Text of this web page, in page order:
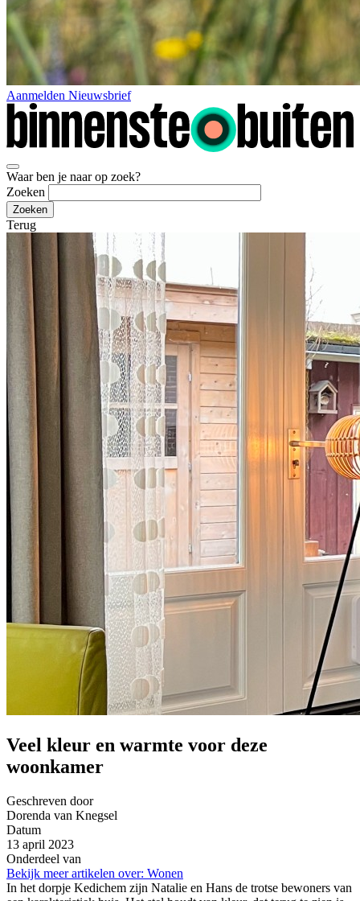
Aanmelden Nieuwsbrief
Waar ben je naar op zoek?
Zoeken
Terug
Veel kleur en warmte voor deze
woonkamer
Geschreven door
Dorenda van Knegsel
Datum
13 april 2023
Onderdeel van
Bekijk meer artikelen over: Wonen
In het dorpje Kedichem zijn Natalie en Hans de trotse bewoners van